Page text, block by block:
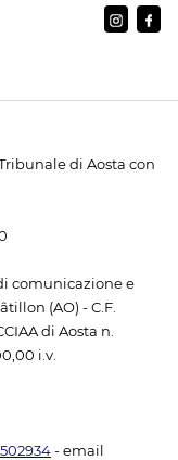
di Aosta con
comunicazione e
(AO) - C.F.
di Aosta n.
i.v.
- email